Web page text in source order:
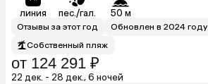
линия пес./гал. 50 м
Отзывы за этот год
Обновлен в 2024 году
Собственный пляж
от 124 291 ₽
22 дек. - 28 дек., 6 ночей